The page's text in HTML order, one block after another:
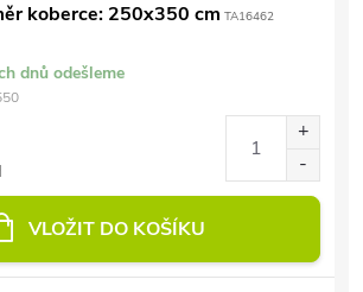
koberce: 250x350 cm TA16462
dnů odešleme
VLOŽIT DO KOŠÍKU